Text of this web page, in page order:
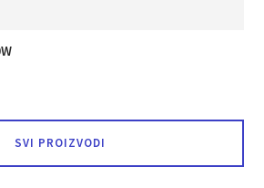
SVI PROIZVODI